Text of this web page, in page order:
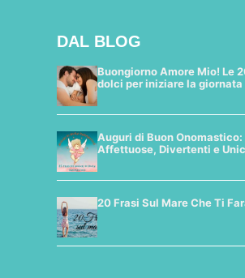
DAL BLOG
Buongiorno Amore Mio! Le
dolci per iniziare la
Auguri di Buon Onomastico:
Affettuose, Divertenti e
20 Frasi Sul Mare Che Ti